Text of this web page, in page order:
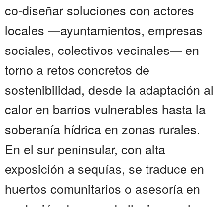
co-diseñar soluciones con actores
locales —ayuntamientos, empresas
sociales, colectivos vecinales— en
torno a retos concretos de
sostenibilidad, desde la adaptación al
calor en barrios vulnerables hasta la
soberanía hídrica en zonas rurales.
En el sur peninsular, con alta
exposición a sequías, se traduce en
huertos comunitarios o asesoría en